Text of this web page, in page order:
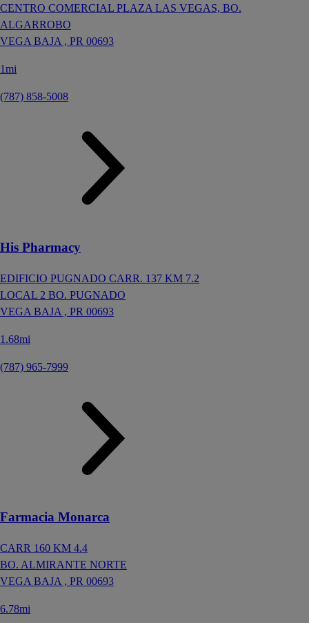
CENTRO COMERCIAL PLAZA LAS VEGAS, BO.
ALGARROBO
VEGA BAJA , PR 00693
1mi
(787) 858-5008
His Pharmacy
EDIFICIO PUGNADO CARR. 137 KM 7.2
LOCAL 2 BO. PUGNADO
VEGA BAJA , PR 00693
1.68mi
(787) 965-7999
Farmacia Monarca
CARR 160 KM 4.4
BO. ALMIRANTE NORTE
VEGA BAJA , PR 00693
6.78mi